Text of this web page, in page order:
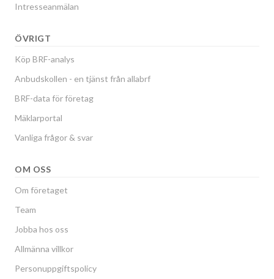
Intresseanmälan
ÖVRIGT
Köp BRF-analys
Anbudskollen - en tjänst från allabrf
BRF-data för företag
Mäklarportal
Vanliga frågor & svar
OM OSS
Om företaget
Team
Jobba hos oss
Allmänna villkor
Personuppgiftspolicy